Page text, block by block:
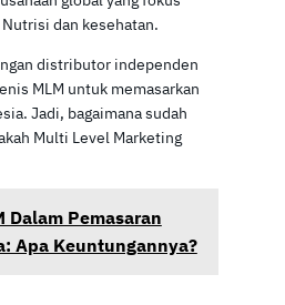
dan kesehatan.
distributor independen
MLM untuk memasarkan
Jadi, bagaimana sudah
Multi Level Marketing
Dalam Pemasaran
Apa Keuntungannya?